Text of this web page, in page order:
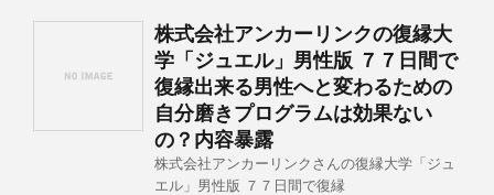
株式会社アンカーリンクの復縁大
学「ジュエル」男性版 ７７日間で
復縁出来る男性へと変わるための
自分磨きプログラムは効果ない
の？内容暴露
株式会社アンカーリンクさんの復縁大学「ジュ
エル」男性版 ７７日間で復縁